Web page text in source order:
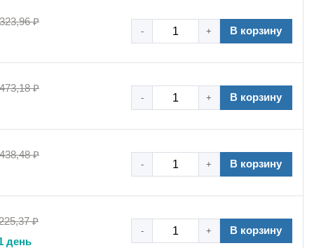
₽
- + В корзину
₽
- + В корзину
₽
- + В корзину
₽
день
- + В корзину